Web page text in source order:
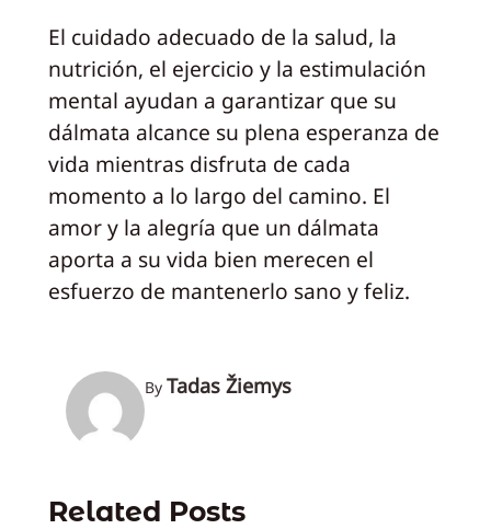
El cuidado adecuado de la salud, la
nutrición, el ejercicio y la estimulación
mental ayudan a garantizar que su
dálmata alcance su plena esperanza de
vida mientras disfruta de cada
momento a lo largo del camino. El
amor y la alegría que un dálmata
aporta a su vida bien merecen el
esfuerzo de mantenerlo sano y feliz.
By Tadas Žiemys
Related Posts